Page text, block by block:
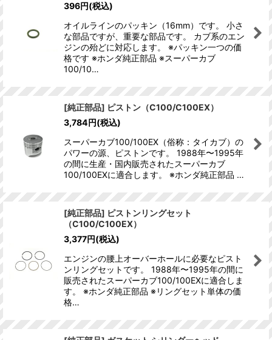
396円(税込)
オイルラインのパッキン（16mm）です。 小さ
な部品ですが、重要な部品です。 カブ系のエン
ジンの殆どに対応します。 ※パッキン一つの価
格です ※ホンダ純正部品 ※スーパーカブ
100/10…
[純正部品] ピストン（C100/C100EX）
3,784円(税込)
スーパーカブ100/100EX（俗称：タイカブ）の
パワーの源、ピストンです。 1988年〜1995年
の間に生産・国内販売されたスーパーカブ
100/100EXに適合します。 ※ホンダ純正部品 …
[純正部品] ピストンリングセット
（C100/C100EX）
3,377円(税込)
エンジンの腰上オーバーホールに必要なピスト
ンリングセットです。 1988年〜1995年の間に
販売されたスーパーカブ100/100EXに適合しま
す。 ※ホンダ純正部品 ※リングセット単体の価
格…